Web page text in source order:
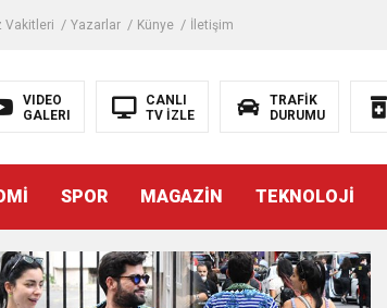
Vakitleri Yazarlar Künye İletişim
VIDEO
GALERI
CANLI
TV İZLE
TRAFİK
DURUMU
SPOR MAGAZİN TEKNOLOJİ